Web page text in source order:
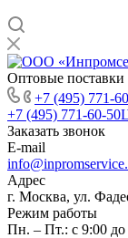
Оптовые
+7 (495) 771-
+7 (495) 771-60-50
Заказать звонок
E-mail
Адрес
г. Москва, ул.
Режим работы
Пн. – Пт.: с 9:00 до